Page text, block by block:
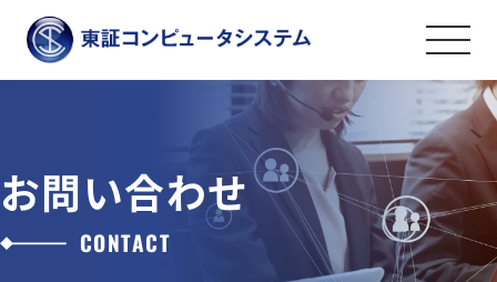
金融証券システムソリューション
オペレーションマネジメントサービス
情報セキュリティソリューション
導入事例
会社案内
お問い合わせ
CONTACT